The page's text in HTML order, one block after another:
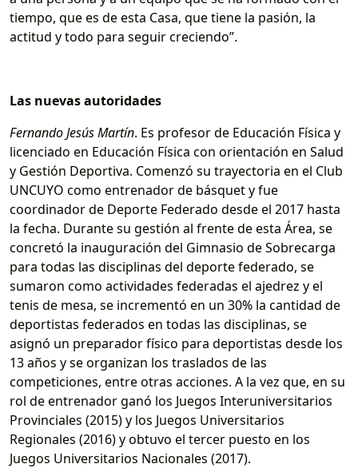
tiempo, que es de esta Casa, que tiene la pasión, la
actitud y todo para seguir creciendo”.
Las nuevas autoridades
Fernando Jesús Martín. Es profesor de Educación Física y
licenciado en Educación Física con orientación en Salud
y Gestión Deportiva. Comenzó su trayectoria en el Club
UNCUYO como entrenador de básquet y fue
coordinador de Deporte Federado desde el 2017 hasta
la fecha. Durante su gestión al frente de esta Área, se
concretó la inauguración del Gimnasio de Sobrecarga
para todas las disciplinas del deporte federado, se
sumaron como actividades federadas el ajedrez y el
tenis de mesa, se incrementó en un 30% la cantidad de
deportistas federados en todas las disciplinas, se
asignó un preparador físico para deportistas desde los
13 años y se organizan los traslados de las
competiciones, entre otras acciones. A la vez que, en su
rol de entrenador ganó los Juegos Interuniversitarios
Provinciales (2015) y los Juegos Universitarios
Regionales (2016) y obtuvo el tercer puesto en los
Juegos Universitarios Nacionales (2017).